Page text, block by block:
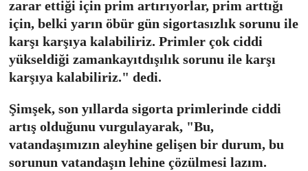
zarar ettiği için prim artırıyorlar, prim arttığı
için, belki yarın öbür gün sigortasızlık sorunu ile
karşı karşıya kalabiliriz. Primler çok ciddi
yükseldiği zamankayıtdışılık sorunu ile karşı
karşıya kalabiliriz." dedi.
Şimşek, son yıllarda sigorta primlerinde ciddi
artış olduğunu vurgulayarak, "Bu,
vatandaşımızın aleyhine gelişen bir durum, bu
sorunun vatandaşın lehine çözülmesi lazım.